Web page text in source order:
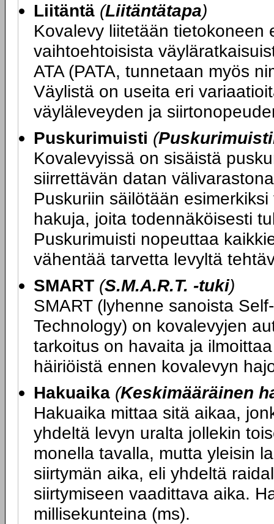
Liitäntä (Liitäntätapa)
Kovalevy liitetään tietokoneen
vaihtoehtoisista
ATA (PATA, tunnetaan myös
Väylistä on useita eri
väyläleveyden ja
Puskurimuisti (
Kovalevyissä on sisäistä
siirrettävän datan
Puskuriin säilötään
hakuja, joita todennäköisesti
Puskurimuisti nopeuttaa
vähentää tarvetta levyltä
SMART (S.M.A.R.T. -tuki)
SMART (lyhenne sanoista
Technology) on kovalevyjen
tarkoitus on havaita ja
häiriöistä ennen kovalevyn
Hakuaika (Keskimääräinen
Hakuaika mittaa sitä aikaa,
yhdeltä levyn uralta jollekin
monella tavalla, mutta yleisin
siirtymän aika, eli yhdeltä
siirtymiseen vaadittava aika.
millisekunteina (ms).